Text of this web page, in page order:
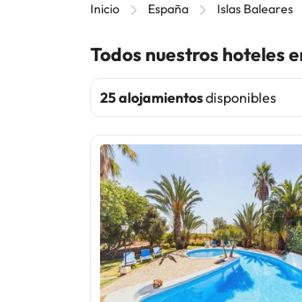
Inicio España Islas Baleares
Todos nuestros hoteles
25 alojamientosdisponibles